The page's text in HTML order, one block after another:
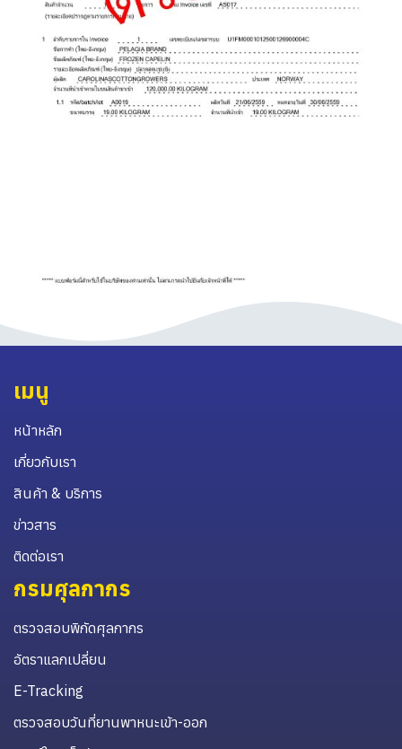
เมนู
หน้าหลัก
เกี่ยวกับเรา
สินค้า & บริการ
ข่าวสาร
ติดต่อเรา
กรมศุลกากร
ตรวจสอบพิกัดศุลกากร
อัตราแลกเปลี่ยน
E-Tracking
ตรวจสอบวันที่ยานพาหนะเข้า-ออก